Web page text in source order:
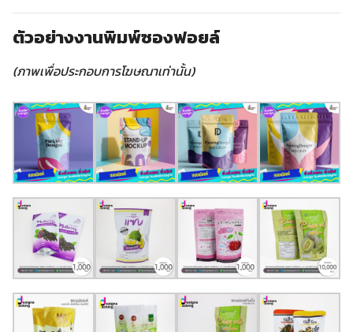
ตัวอย่างงานพิมพ์ซองฟอยล์
(ภาพเพื่อประกอบการโฆษณาเท่านั้น)